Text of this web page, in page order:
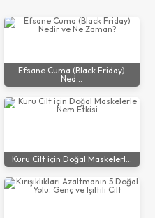
Efsane Cuma (Black Friday)
Ned...
Kuru Cilt için Doğal Maskelerl...